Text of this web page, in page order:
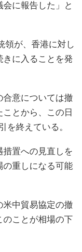
に報告した」と
領が、香港に対し
に入ることを発
合意については撤
とから、この日
を終えている。
置への見直しを
の重しになる可能
米中貿易協定の撤
のことが相場の下